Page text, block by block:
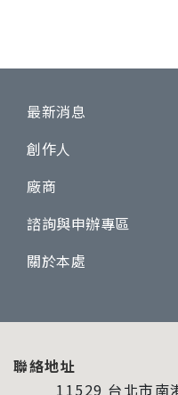
最新消息
創作人
廠商
諮詢與申辦專區
關於本處
聯絡地址
11529 台北市南